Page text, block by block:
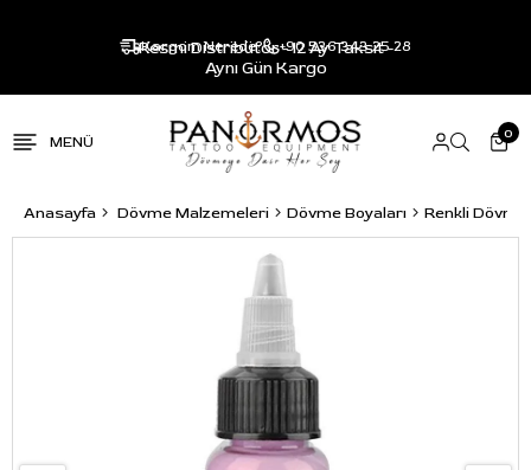
Resmi Distribütör - 12 Ay Taksit -
Aynı Gün Kargo
Kargom Nerede? +90 536 343 25 28
0
Anasayfa Dövme Malzemeleri Dövme Boyaları Renkli Dövme